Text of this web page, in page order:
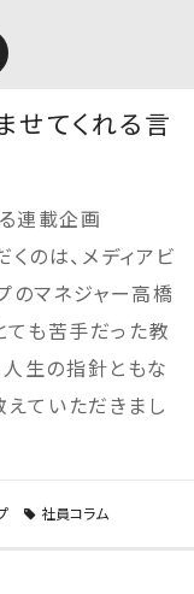
せてくれる言
連載企画
のは、メディアビ
のマネジャー高橋
も苦手だった教
生の指針ともな
ていただきまし
社員コラム